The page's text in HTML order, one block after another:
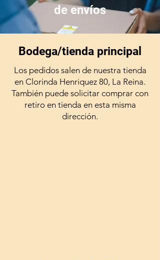
de envíos
Bodega/tienda principal
Los pedidos salen de nuestra tienda
en Clorinda Henriquez 80, La Reina.
También puede solicitar comprar con
retiro en tienda en esta misma
dirección.